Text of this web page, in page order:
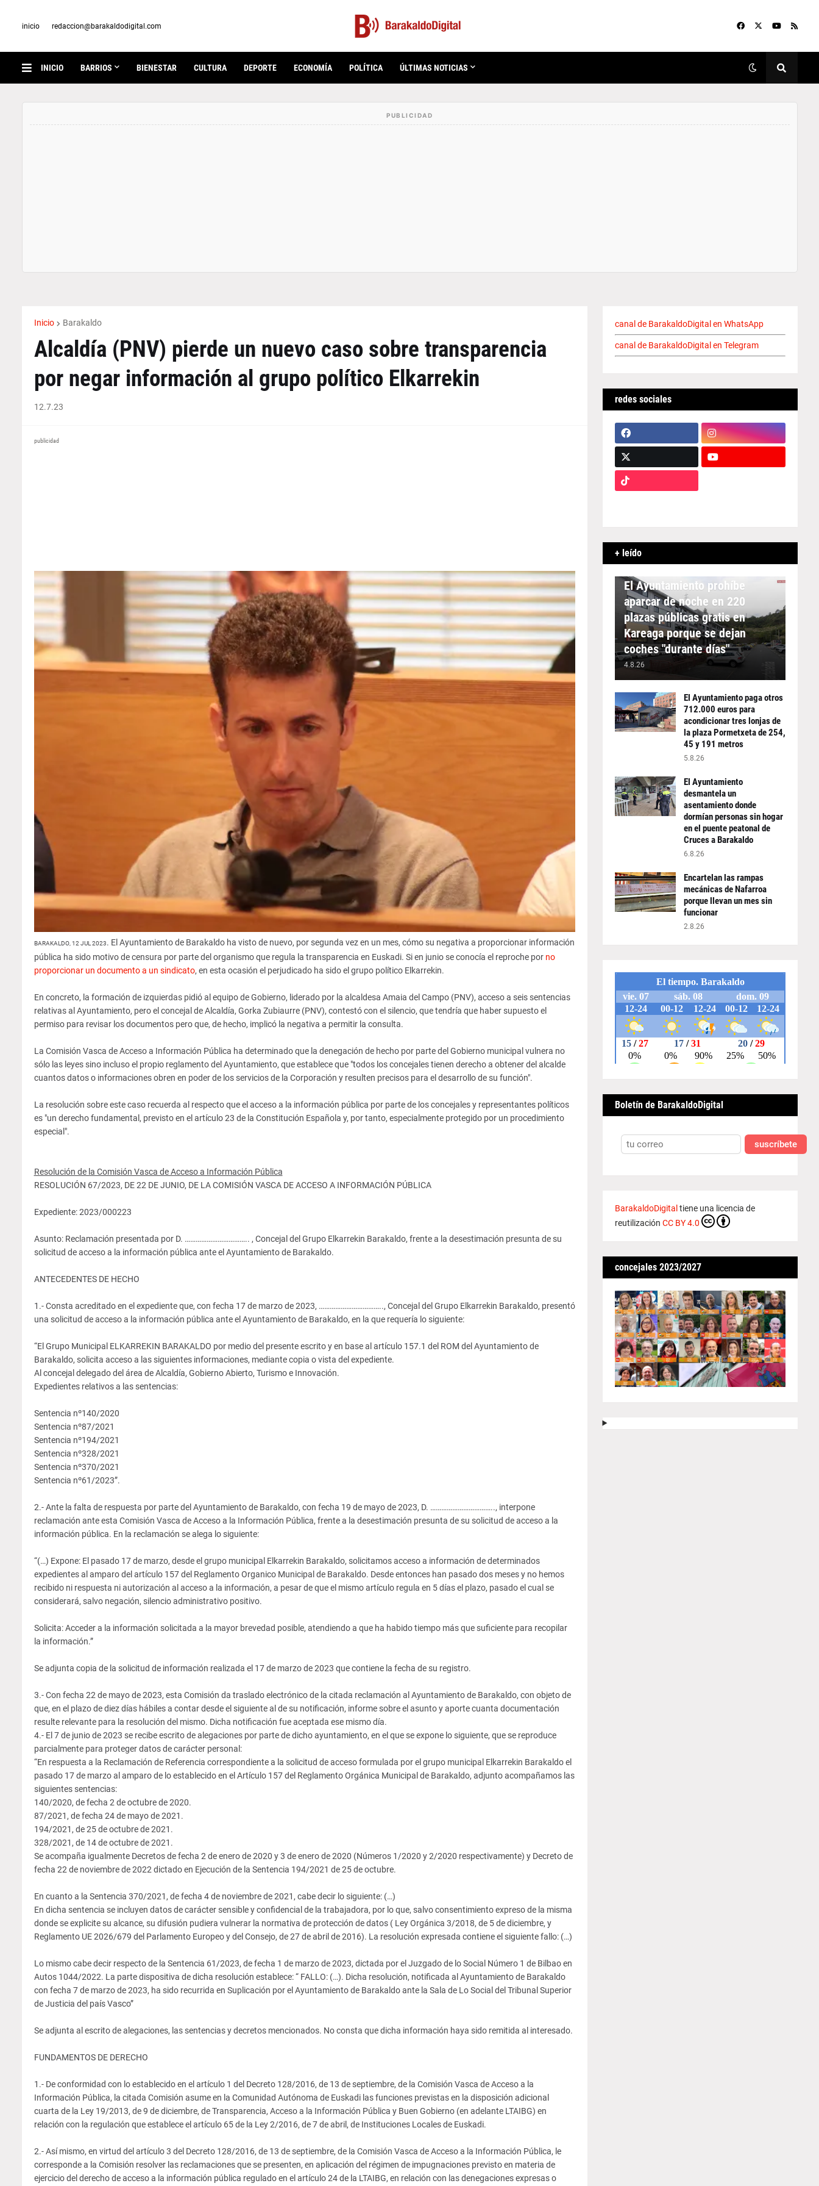
inicio redaccion@barakaldodigital.com
INICIO BARRIOS BIENESTAR CULTURA DEPORTE ECONOMÍA POLÍTICA ÚLTIMAS NOTICIAS
Inicio Barakaldo
Alcaldía (PNV) pierde un nuevo caso sobre transparencia
por negar información al grupo político Elkarrekin
12.7.23
publicidad
BARAKALDO, 12 JUL 2023. El Ayuntamiento de Barakaldo ha visto de nuevo, por segunda vez en un mes, cómo su negativa a proporcionar información
pública ha sido motivo de censura por parte del organismo que regula la transparencia en Euskadi. Si en junio se conocía el reproche por no
proporcionar un documento a un sindicato, en esta ocasión el perjudicado ha sido el grupo político Elkarrekin.
En concreto, la formación de izquierdas pidió al equipo de Gobierno, liderado por la alcaldesa Amaia del Campo (PNV), acceso a seis sentencias
relativas al Ayuntamiento, pero el concejal de Alcaldía, Gorka Zubiaurre (PNV), contestó con el silencio, que tendría que haber supuesto el
permiso para revisar los documentos pero que, de hecho, implicó la negativa a permitir la consulta.
La Comisión Vasca de Acceso a Información Pública ha determinado que la denegación de hecho por parte del Gobierno municipal vulnera no
sólo las leyes sino incluso el propio reglamento del Ayuntamiento, que establece que "todos los concejales tienen derecho a obtener del alcalde
cuantos datos o informaciones obren en poder de los servicios de la Corporación y resulten precisos para el desarrollo de su función".
La resolución sobre este caso recuerda al respecto que el acceso a la información pública por parte de los concejales y representantes políticos
es "un derecho fundamental, previsto en el artículo 23 de la Constitución Española y, por tanto, especialmente protegido por un procedimiento
especial".
Resolución de la Comisión Vasca de Acceso a Información Pública
RESOLUCIÓN 67/2023, DE 22 DE JUNIO, DE LA COMISIÓN VASCA DE ACCESO A INFORMACIÓN PÚBLICA
Expediente: 2023/000223
Asunto: Reclamación presentada por D. …………………………….. , Concejal del Grupo Elkarrekin Barakaldo, frente a la desestimación presunta de su
solicitud de acceso a la información pública ante el Ayuntamiento de Barakaldo.
ANTECEDENTES DE HECHO
1.- Consta acreditado en el expediente que, con fecha 17 de marzo de 2023, …………………………….., Concejal del Grupo Elkarrekin Barakaldo, presentó
una solicitud de acceso a la información pública ante el Ayuntamiento de Barakaldo, en la que requería lo siguiente:
“El Grupo Municipal ELKARREKIN BARAKALDO por medio del presente escrito y en base al artículo 157.1 del ROM del Ayuntamiento de
Barakaldo, solicita acceso a las siguientes informaciones, mediante copia o vista del expediente.
Al concejal delegado del área de Alcaldía, Gobierno Abierto, Turismo e Innovación.
Expedientes relativos a las sentencias:
Sentencia nº140/2020
Sentencia nº87/2021
Sentencia nº194/2021
Sentencia nº328/2021
Sentencia nº370/2021
Sentencia nº61/2023”.
2.- Ante la falta de respuesta por parte del Ayuntamiento de Barakaldo, con fecha 19 de mayo de 2023, D. …………………………….., interpone
reclamación ante esta Comisión Vasca de Acceso a la Información Pública, frente a la desestimación presunta de su solicitud de acceso a la
información pública. En la reclamación se alega lo siguiente:
“(…) Expone: El pasado 17 de marzo, desde el grupo municipal Elkarrekin Barakaldo, solicitamos acceso a información de determinados
expedientes al amparo del artículo 157 del Reglamento Organico Municipal de Barakaldo. Desde entonces han pasado dos meses y no hemos
recibido ni respuesta ni autorización al acceso a la información, a pesar de que el mismo artículo regula en 5 días el plazo, pasado el cual se
considerará, salvo negación, silencio administrativo positivo.
Solicita: Acceder a la información solicitada a la mayor brevedad posible, atendiendo a que ha habido tiempo más que suficiente para recopilar
la información.”
Se adjunta copia de la solicitud de información realizada el 17 de marzo de 2023 que contiene la fecha de su registro.
3.- Con fecha 22 de mayo de 2023, esta Comisión da traslado electrónico de la citada reclamación al Ayuntamiento de Barakaldo, con objeto de
que, en el plazo de diez días hábiles a contar desde el siguiente al de su notificación, informe sobre el asunto y aporte cuanta documentación
resulte relevante para la resolución del mismo. Dicha notificación fue aceptada ese mismo día.
4.- El 7 de junio de 2023 se recibe escrito de alegaciones por parte de dicho ayuntamiento, en el que se expone lo siguiente, que se reproduce
parcialmente para proteger datos de carácter personal:
“En respuesta a la Reclamación de Referencia correspondiente a la solicitud de acceso formulada por el grupo municipal Elkarrekin Barakaldo el
pasado 17 de marzo al amparo de lo establecido en el Artículo 157 del Reglamento Orgánica Municipal de Barakaldo, adjunto acompañamos las
siguientes sentencias:
140/2020, de fecha 2 de octubre de 2020.
87/2021, de fecha 24 de mayo de 2021.
194/2021, de 25 de octubre de 2021.
328/2021, de 14 de octubre de 2021.
Se acompaña igualmente Decretos de fecha 2 de enero de 2020 y 3 de enero de 2020 (Números 1/2020 y 2/2020 respectivamente) y Decreto de
fecha 22 de noviembre de 2022 dictado en Ejecución de la Sentencia 194/2021 de 25 de octubre.
En cuanto a la Sentencia 370/2021, de fecha 4 de noviembre de 2021, cabe decir lo siguiente: (…)
En dicha sentencia se incluyen datos de carácter sensible y confidencial de la trabajadora, por lo que, salvo consentimiento expreso de la misma
donde se explicite su alcance, su difusión pudiera vulnerar la normativa de protección de datos ( Ley Orgánica 3/2018, de 5 de diciembre, y
Reglamento UE 2026/679 del Parlamento Europeo y del Consejo, de 27 de abril de 2016). La resolución expresada contiene el siguiente fallo: (…)
Lo mismo cabe decir respecto de la Sentencia 61/2023, de fecha 1 de marzo de 2023, dictada por el Juzgado de lo Social Número 1 de Bilbao en
Autos 1044/2022. La parte dispositiva de dicha resolución establece: “ FALLO: (…). Dicha resolución, notificada al Ayuntamiento de Barakaldo
con fecha 7 de marzo de 2023, ha sido recurrida en Suplicación por el Ayuntamiento de Barakaldo ante la Sala de Lo Social del Tribunal Superior
de Justicia del país Vasco”
Se adjunta al escrito de alegaciones, las sentencias y decretos mencionados. No consta que dicha información haya sido remitida al interesado.
FUNDAMENTOS DE DERECHO
1.- De conformidad con lo establecido en el artículo 1 del Decreto 128/2016, de 13 de septiembre, de la Comisión Vasca de Acceso a la
Información Pública, la citada Comisión asume en la Comunidad Autónoma de Euskadi las funciones previstas en la disposición adicional
cuarta de la Ley 19/2013, de 9 de diciembre, de Transparencia, Acceso a la Información Pública y Buen Gobierno (en adelante LTAIBG) en
relación con la regulación que establece el artículo 65 de la Ley 2/2016, de 7 de abril, de Instituciones Locales de Euskadi.
2.- Así mismo, en virtud del artículo 3 del Decreto 128/2016, de 13 de septiembre, de la Comisión Vasca de Acceso a la Información Pública, le
corresponde a la Comisión resolver las reclamaciones que se presenten, en aplicación del régimen de impugnaciones previsto en materia de
ejercicio del derecho de acceso a la información pública regulado en el artículo 24 de la LTAIBG, en relación con las denegaciones expresas o
canal de BarakaldoDigital en WhatsApp
canal de BarakaldoDigital en Telegram
redes sociales
+ leído
APARCAMIENTO
El Ayuntamiento prohíbe
aparcar de noche en 220
plazas públicas gratis en
Kareaga porque se dejan
coches "durante días"
4.8.26
El Ayuntamiento paga otros
712.000 euros para
acondicionar tres lonjas de
la plaza Pormetxeta de 254,
45 y 191 metros
5.8.26
El Ayuntamiento
desmantela un
asentamiento donde
dormían personas sin hogar
en el puente peatonal de
Cruces a Barakaldo
6.8.26
Encartelan las rampas
mecánicas de Nafarroa
porque llevan un mes sin
funcionar
2.8.26
Boletín de BarakaldoDigital
suscríbete
BarakaldoDigital tiene una licencia de
reutilización CC BY 4.0
concejales 2023/2027